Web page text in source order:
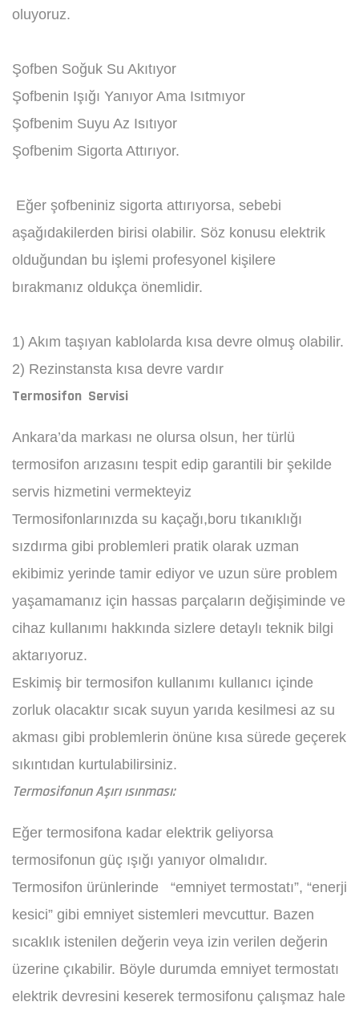
oluyoruz.
Şofben Soğuk Su Akıtıyor
Şofbenin Işığı Yanıyor Ama Isıtmıyor
Şofbenim Suyu Az Isıtıyor
Şofbenim Sigorta Attırıyor.
Eğer şofbeniniz sigorta attırıyorsa, sebebi
aşağıdakilerden birisi olabilir. Söz konusu elektrik
olduğundan bu işlemi profesyonel kişilere
bırakmanız oldukça önemlidir.
1) Akım taşıyan kablolarda kısa devre olmuş olabilir.
2) Rezinstansta kısa devre vardır
Termosifon Servisi
Ankara’da markası ne olursa olsun, her türlü
termosifon arızasını tespit edip garantili bir şekilde
servis hizmetini vermekteyiz
Termosifonlarınızda su kaçağı,boru tıkanıklığı
sızdırma gibi problemleri pratik olarak uzman
ekibimiz yerinde tamir ediyor ve uzun süre problem
yaşamamanız için hassas parçaların değişiminde ve
cihaz kullanımı hakkında sizlere detaylı teknik bilgi
aktarıyoruz.
Eskimiş bir termosifon kullanımı kullanıcı içinde
zorluk olacaktır sıcak suyun yarıda kesilmesi az su
akması gibi problemlerin önüne kısa sürede geçerek
sıkıntıdan kurtulabilirsiniz.
Termosifonun Aşırı ısınması:
Eğer termosifona kadar elektrik geliyorsa
termosifonun güç ışığı yanıyor olmalıdır.
Termosifon ürünlerinde “emniyet termostatı”, “enerji
kesici” gibi emniyet sistemleri mevcuttur. Bazen
sıcaklık istenilen değerin veya izin verilen değerin
üzerine çıkabilir. Böyle durumda emniyet termostatı
elektrik devresini keserek termosifonu çalışmaz hale